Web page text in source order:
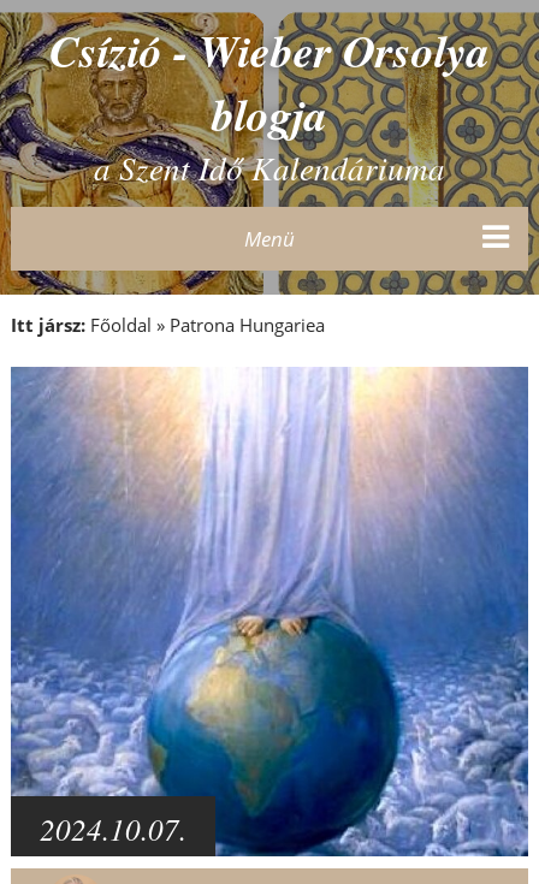
Csízió - Wieber Orsolya
blogja
a Szent Idő Kalendáriuma
Menü
Itt jársz: Főoldal » Patrona Hungariea
2024.10.07.